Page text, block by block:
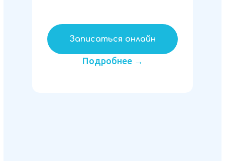
Записаться онлайн
Подробнее →